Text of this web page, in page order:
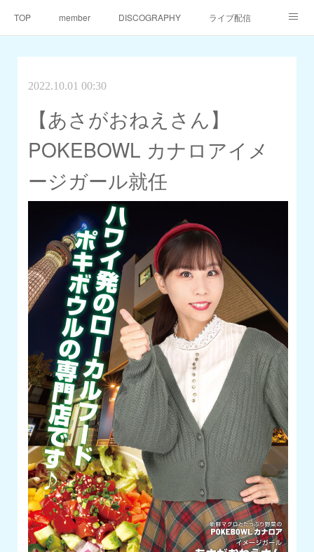
TOP member DISCOGRAPHY ライブ配信
2022.10.01 00:30
【あさがおねえさん】
POKEBOWL カナロアイメ
ージガール就任